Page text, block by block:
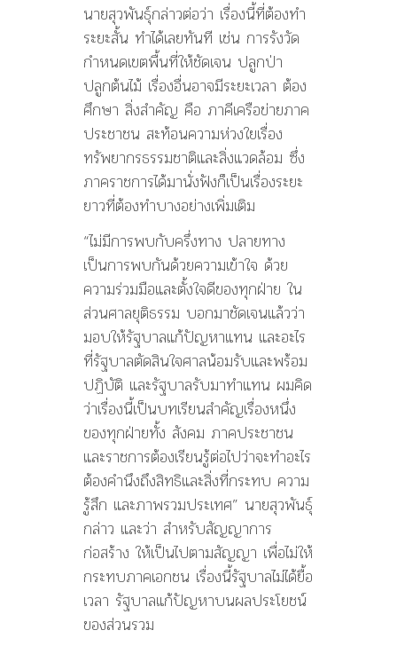
นายสุวพันธุ์กล่าวต่อว่า เรื่องนี้ที่ต้องทำ
ระยะสั้น ทำได้เลยทันที เช่น การรังวัด
กำหนดเขตพื้นที่ให้ชัดเจน ปลูกป่า
ปลูกต้นไม้ เรื่องอื่นอาจมีระยะเวลา ต้อง
ศึกษา สิ่งสำคัญ คือ ภาคีเครือข่ายภาค
ประชาชน สะท้อนความห่วงใยเรื่อง
ทรัพยากรธรรมชาติและสิ่งแวดล้อม ซึ่ง
ภาคราชการได้มานั่งฟังก็เป็นเรื่องระยะ
ยาวที่ต้องทำบางอย่างเพิ่มเติม
“ไม่มีการพบกับครึ่งทาง ปลายทาง
เป็นการพบกันด้วยความเข้าใจ ด้วย
ความร่วมมือและตั้งใจดีของทุกฝ่าย ใน
ส่วนศาลยุติธรรม บอกมาชัดเจนแล้วว่า
มอบให้รัฐบาลแก้ปัญหาแทน และอะไร
ที่รัฐบาลตัดสินใจศาลน้อมรับและพร้อม
ปฏิบัติ และรัฐบาลรับมาทำแทน ผมคิด
ว่าเรื่องนี้เป็นบทเรียนสำคัญเรื่องหนึ่ง
ของทุกฝ่ายทั้ง สังคม ภาคประชาชน
และราชการต้องเรียนรู้ต่อไปว่าจะทำอะไร
ต้องคำนึงถึงสิทธิและสิ่งที่กระทบ ความ
รู้สึก และภาพรวมประเทศ” นายสุวพันธุ์
กล่าว และว่า สำหรับสัญญาการ
ก่อสร้าง ให้เป็นไปตามสัญญา เพื่อไม่ให้
กระทบภาคเอกชน เรื่องนี้รัฐบาลไม่ได้ยื้อ
เวลา รัฐบาลแก้ปัญหาบนผลประโยชน์
ของส่วนรวม